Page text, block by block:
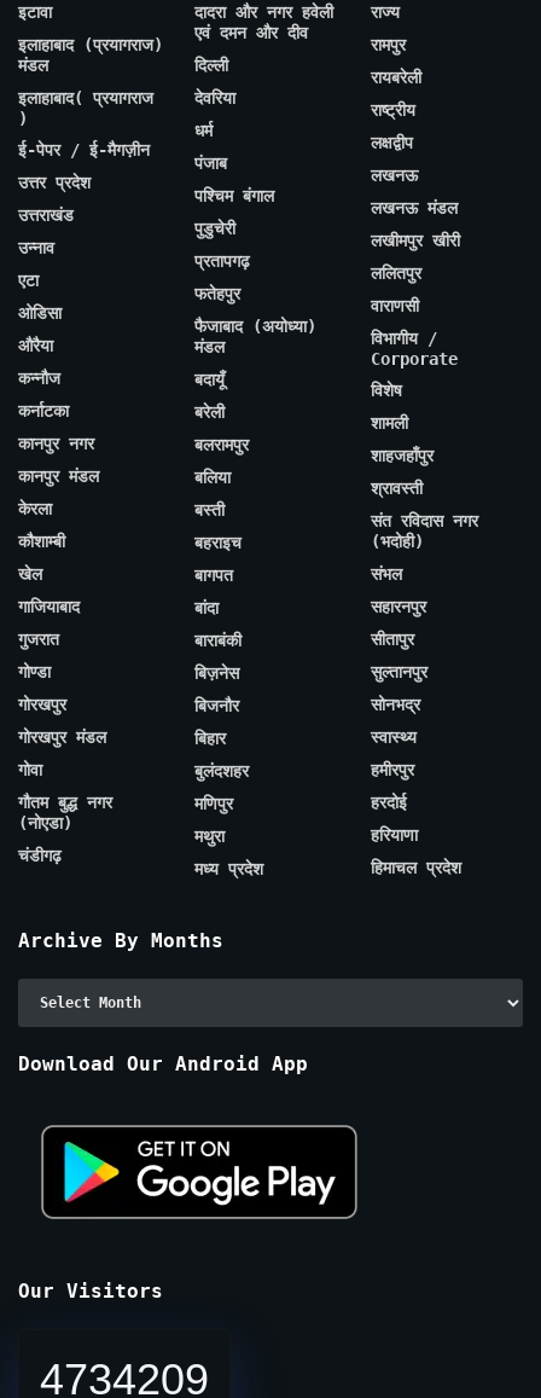
इटावा
इलाहाबाद (प्रयागराज)
मंडल
इलाहाबाद( प्रयागराज
)
ई-पेपर / ई-मैगज़ीन
उत्तर प्रदेश
उत्तराखंड
उन्नाव
एटा
ओडिसा
औरैया
कन्नौज
कर्नाटका
कानपुर नगर
कानपुर मंडल
केरला
कौशाम्बी
खेल
गाजियाबाद
गुजरात
गोण्डा
गोरखपुर
गोरखपुर मंडल
गोवा
गौतम बुद्ध नगर
(नोएडा)
चंडीगढ़
दादरा और नगर हवेली
एवं दमन और दीव
दिल्ली
देवरिया
धर्म
पंजाब
पश्चिम बंगाल
पुडुचेरी
प्रतापगढ़
फतेहपुर
फैजाबाद (अयोध्या)
मंडल
बदायूँ
बरेली
बलरामपुर
बलिया
बस्ती
बहराइच
बागपत
बांदा
बाराबंकी
बिज़नेस
बिजनौर
बिहार
बुलंदशहर
मणिपुर
मथुरा
मध्य प्रदेश
राज्य
रामपुर
रायबरेली
राष्ट्रीय
लक्षद्वीप
लखनऊ
लखनऊ मंडल
लखीमपुर खीरी
ललितपुर
वाराणसी
विभागीय /
Corporate
विशेष
शामली
शाहजहाँपुर
श्रावस्ती
संत रविदास नगर
(भदोही)
संभल
सहारनपुर
सीतापुर
सुल्तानपुर
सोनभद्र
स्वास्थ्य
हमीरपुर
हरदोई
हरियाणा
हिमाचल प्रदेश
Archive By Months
Download Our Android App
Our Visitors
4734209